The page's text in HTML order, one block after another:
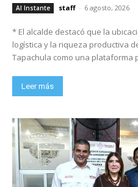
Al Instante staff - 6 agosto, 2026
* El alcalde destacó que la
logística y la riqueza productiva
Tapachula como una plataforma
Leer más